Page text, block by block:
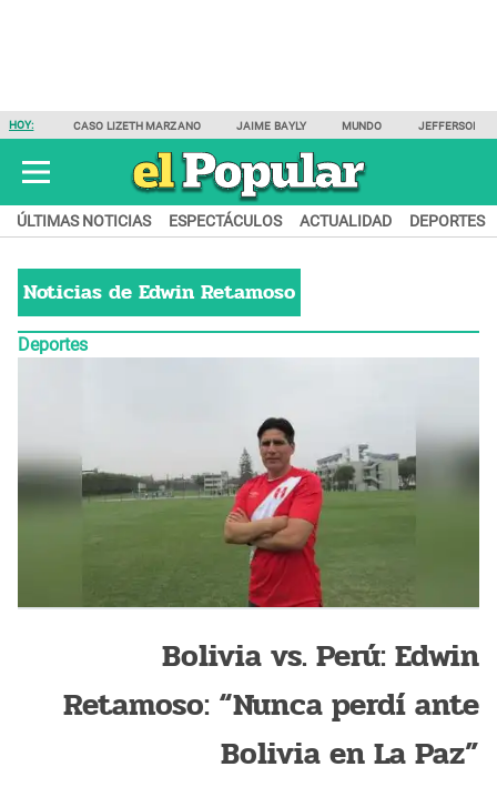
HOY: CASO LIZETH MARZANO JAIME BAYLY MUNDO JEFFERSON
ÚLTIMAS NOTICIAS ESPECTÁCULOS ACTUALIDAD DEPORTES
Noticias de Edwin Retamoso
Deportes
Bolivia vs. Perú: Edwin
Retamoso: “Nunca perdí ante
Bolivia en La Paz”